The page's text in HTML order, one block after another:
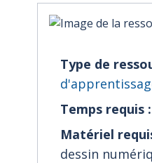
Type de
Temps requis :
Matériel
dessin